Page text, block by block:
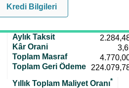
Kredi Bilgileri
Aylık Taksit
Kâr Orani
Toplam Masraf
Toplam Geri Ödeme
Yıllık Toplam Maliyet Oranı*